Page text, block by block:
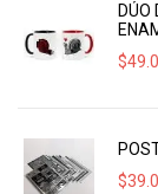
DÚO
$
$